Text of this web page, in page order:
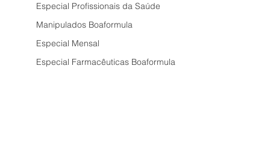
Especial Profissionais da Saúde
Manipulados Boaformula
Especial Mensal
Especial Farmacêuticas Boaformula